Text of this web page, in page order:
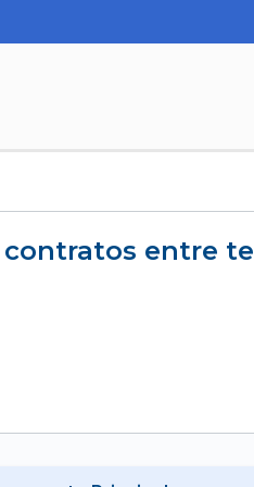
contratos entre